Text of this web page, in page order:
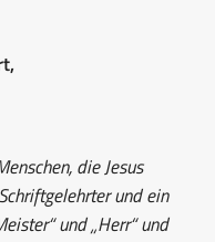
die Jesus
und ein
und „Herr“ und